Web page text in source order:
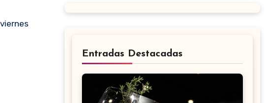
Entradas Destacadas